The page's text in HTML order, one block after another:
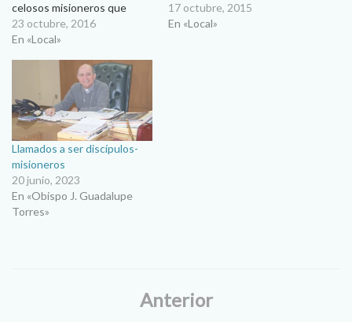
celosos misioneros que
llevan la Buena Nueva a
todos los rincones… Mons. J.
Obispo de Ciudad Juárez
Como siempre les saludo
con gran cariño y amor de
padre y…
23 octubre, 2016
En «Local»
en la colecta, que será
destinada íntegramente a la
17 octubre, 2015
En «Local»
Llamados a ser discípulos-
misioneros
20 junio, 2023
En «Obispo J. Guadalupe
Torres»
Anterior